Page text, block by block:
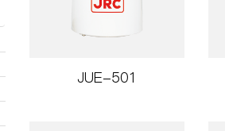
JUE-501